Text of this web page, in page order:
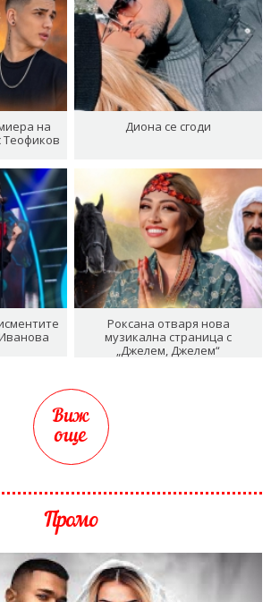
на
Теофиков
Диона се сгоди
Роксана отваря нова
музикална страница с
„Джелем, Джелем“
Виж
още
Промо